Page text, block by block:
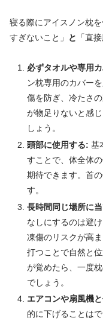
寝る際にアイスノン枕
すぎないこと」
と 「直
必ずタオルや専用
ン枕専用のカバー
傷を防ぎ、冷たさ
が物足りないと感
しょう。
頭部に使用する: 基
すことで、体全体
期待できます。首
す。
長時間同じ場所に
なしにするのは避
凍傷のリスクが高
打つことで自然と
が覚めたら、一度
でしょう。
エアコンや扇風機
的に下げることは